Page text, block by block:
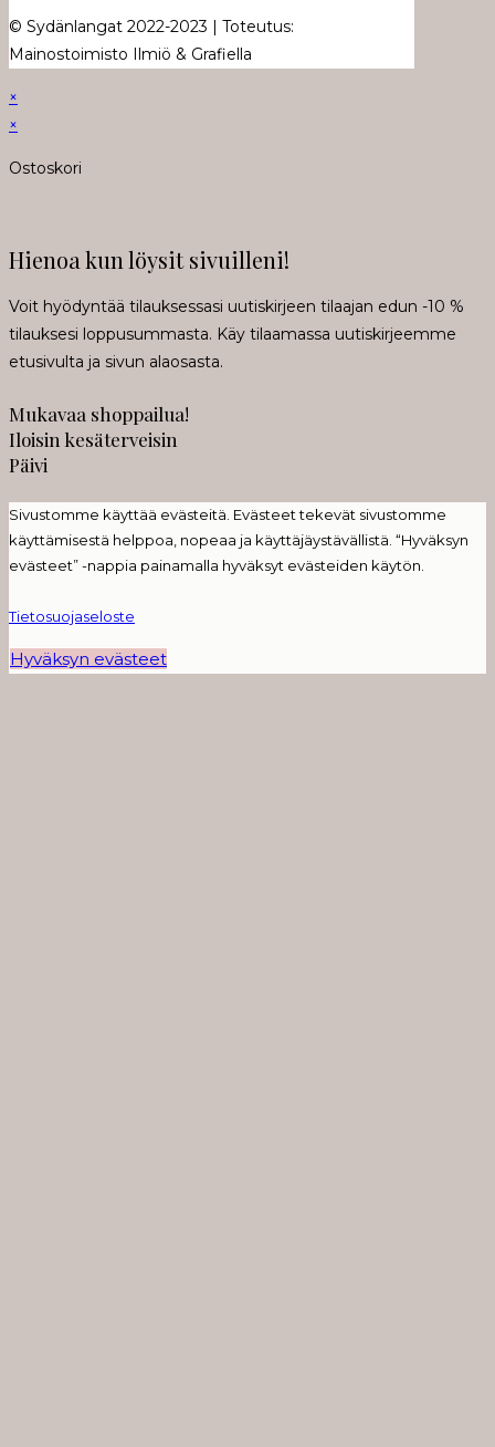
© Sydänlangat 2022-2023 | Toteutus:
Mainostoimisto Ilmiö & Grafiella
×
×
Ostoskori
Hienoa kun löysit sivuilleni!
Voit hyödyntää tilauksessasi uutiskirjeen tilaajan edun -10 %
tilauksesi loppusummasta. Käy tilaamassa uutiskirjeemme
etusivulta ja sivun alaosasta.
Mukavaa shoppailua!
Iloisin kesäterveisin
Päivi
Sivustomme käyttää evästeitä. Evästeet tekevät sivustomme
käyttämisestä helppoa, nopeaa ja käyttäjäystävällistä. “Hyväksyn
evästeet” -nappia painamalla hyväksyt evästeiden käytön.
Tietosuojaseloste
Hyväksyn evästeet